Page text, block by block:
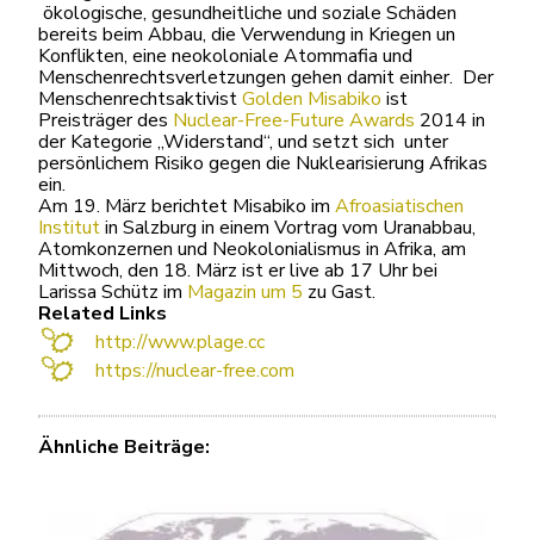
ökologische, gesundheitliche und soziale Schäden
bereits beim Abbau, die Verwendung in Kriegen un
Konflikten, eine neokoloniale Atommafia und
Menschenrechtsverletzungen gehen damit einher. Der
MenschenrechtsaktivistGolden Misabiko ist
Preisträger des Nuclear-Free-Future Awards 2014 in
der Kategorie „Widerstand“, und setzt sich unter
persönlichem Risiko gegen die Nuklearisierung Afrikas
ein.
Am 19. März berichtet Misabiko im Afroasiatischen
Institutin Salzburg in einem Vortrag vom Uranabbau,
Atomkonzernen und Neokolonialismus in Afrika, am
Mittwoch, den 18. März ist er live ab 17 Uhr bei
Larissa Schütz im Magazin um 5 zu Gast.
Related Links
http://www.plage.cc
https://nuclear-free.com
Ähnliche Beiträge: